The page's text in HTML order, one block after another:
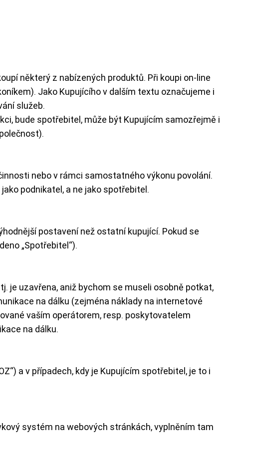
některý z nabízených produktů. Při koupi on-line
Jako Kupujícího v dalším textu označujeme i
služeb.
bude spotřebitel, může být Kupujícím samozřejmě i
nebo v rámci samostatného výkonu povolání.
podnikatel, a ne jako spotřebitel.
postavení než ostatní kupující. Pokud se
„Spotřebitel“).
je uzavřena, aniž bychom se museli osobně potkat,
na dálku (zejména náklady na internetové
vaším operátorem, resp. poskytovatelem
na dálku.
a v případech, kdy je Kupujícím spotřebitel, je to i
systém na webových stránkách, vyplněním tam